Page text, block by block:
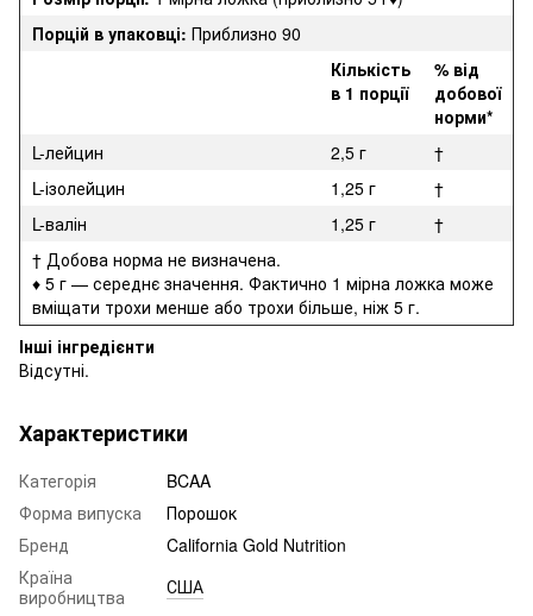
Порцій в упаковці: Приблизно 90
Кількість
в 1 порції
% від
добової
норми*
L-лейцин
2,5 г
†
L-ізолейцин
1,25 г
†
L-валін
1,25 г
†
† Добова норма не визначена.
♦ 5 г — середнє значення. Фактично 1 мірна ложка може
вміщати трохи менше або трохи більше, ніж 5 г.
Інші інгредієнти
Відсутні.
Характеристики
Категорія
BCAA
Форма випуска
Порошок
Бренд
California Gold Nutrition
Країна
виробництва
США